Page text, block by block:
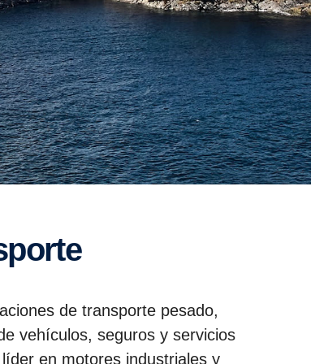
de transporte pesado,
vehículos, seguros y servicios
en motores industriales y